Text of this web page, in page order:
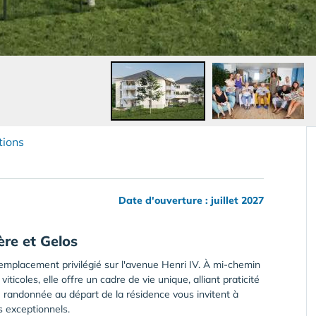
Date d'ouverture : juillet 2027
et Gelos
privilégié sur l'avenue Henri IV. À mi-chemin
elle offre un cadre de vie unique, alliant praticité
au départ de la résidence vous invitent à
exceptionnels.